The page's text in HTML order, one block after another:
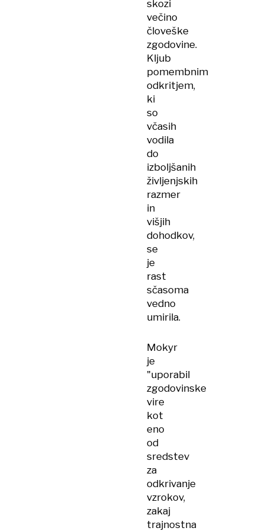
skozi
večino
človeške
zgodovine.
Kljub
pomembnim
odkritjem,
ki
so
včasih
vodila
do
izboljšanih
življenjskih
razmer
in
višjih
dohodkov,
se
je
rast
sčasoma
vedno
umirila.
Mokyr
je
"uporabil
zgodovinske
vire
kot
eno
od
sredstev
za
odkrivanje
vzrokov,
zakaj
trajnostna